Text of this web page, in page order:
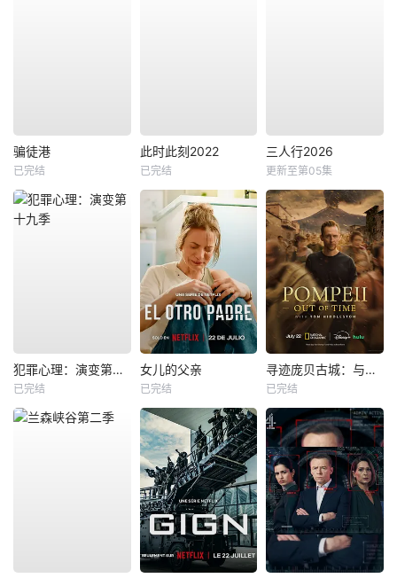
骗徒港
已完结
此时此刻2022
已完结
三人行2026
更新至第05集
犯罪心理：演变第十九季
已完结
女儿的父亲
已完结
寻迹庞贝古城：与汤姆·希德勒斯顿同行
已完结